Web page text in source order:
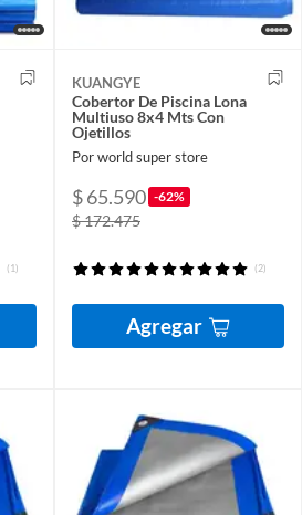
(1)
KUANGYE
Cobertor De Piscina Lona
Multiuso 8x4 Mts Con
Ojetillos
Por world super store
$ 65.590 -62%
$ 172.475
(2)
Agregar